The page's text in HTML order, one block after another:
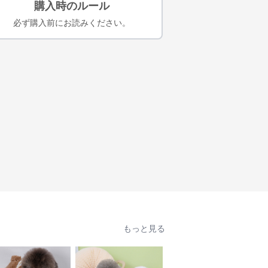
購入時のルール
必ず購入前にお読みください。
もっと見る